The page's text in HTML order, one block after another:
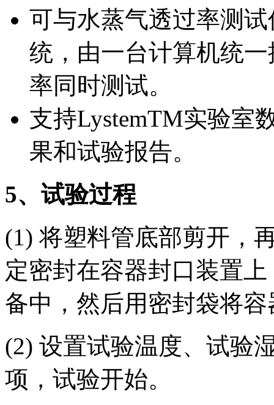
可与水蒸气透过率测
统，由一台计算机统
率同时测试。
支持LystemTM实验室
果和试验报告。
5、试验过程
(1) 将塑料管底部剪开，
定密封在容器封口装置
备中，然后用密封袋将
(2) 设置试验温度、试验
项，试验开始。